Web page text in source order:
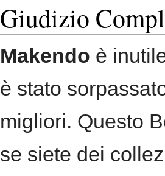
Giudizio
Makendo è
è stato
migliori. Questo
se siete dei